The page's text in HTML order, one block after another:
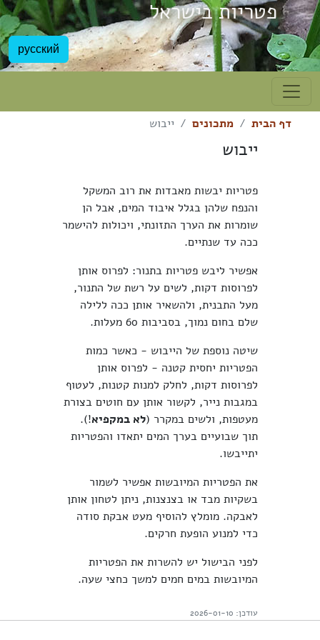
פטריות בישראל
русский
דף הבית מתכונים ייבוש
ייבוש
פטריות יבשות מאבדות את רוב המשקל
והנפח שלהן בגלל איבוד המים, אבל הן
שומרות את הערך התזונתי, ויכולות להישמר
ככה עד שנתיים.
אפשיר ליבש פטריות בתנור: לפרוס אותן
לפרוסות דקות, לשים על רשת של התנור,
מעל התבנית, ולהשאיר אותן ככה ללילה
שלם בחום נמוך, בסביבות 60 מעלות.
שיטה נוספת של הייבוש - כאשר כמות
הפטריות יחסית קטנה - לפרוס אותן
לפרוסות דקות, לחלק למנות קטנות, לעטוף
במגבות נייר, לקשור אותן עם חוטים בצורת
מעטפות, ולשים במקרר (לא במקפיא!).
תוך שבועיים בערך המים יתאדו והפטריות
יתייבשו.
את הפטריות המיובשות אפשיר לשמור
בשקיות מבד או בצנצנות, ניתן לטחון אותן
לאבקה. מומלץ להוסיף מעט אבקת סודה
כדי למנוע הופעת חרקים.
לפני הבישול יש להשרות את הפטריות
המיובשות במים חמים למשך כחצי שעה.
עודכן: 2026-01-10